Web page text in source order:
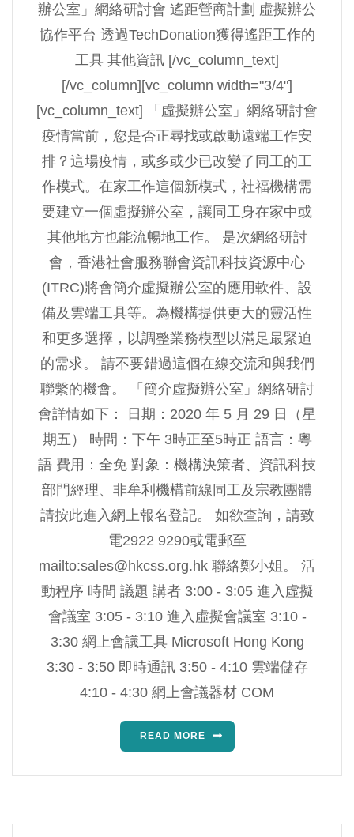
辦公室」網絡研討會 遙距營商計劃 虛擬辦公
協作平台 透過TechDonation獲得遙距工作的
工具 其他資訊 [/vc_column_text]
[/vc_column][vc_column width="3/4"]
[vc_column_text] 「虛擬辦公室」網絡研討會
疫情當前，您是否正尋找或啟動遠端工作安
排？這場疫情，或多或少已改變了同工的工
作模式。在家工作這個新模式，社福機構需
要建立一個虛擬辦公室，讓同工身在家中或
其他地方也能流暢地工作。 是次網絡研討
會，香港社會服務聯會資訊科技資源中心
(ITRC)將會簡介虛擬辦公室的應用軟件、設
備及雲端工具等。為機構提供更大的靈活性
和更多選擇，以調整業務模型以滿足最緊迫
的需求。 請不要錯過這個在線交流和與我們
聯繫的機會。 「簡介虛擬辦公室」網絡研討
會詳情如下： 日期：2020 年 5 月 29 日（星
期五） 時間：下午 3時正至5時正 語言：粵
語 費用：全免 對象：機構決策者、資訊科技
部門經理、非牟利機構前線同工及宗教團體
請按此進入網上報名登記。 如欲查詢，請致
電2922 9290或電郵至
mailto:sales@hkcss.org.hk 聯絡鄭小姐。 活
動程序 時間 議題 講者 3:00 - 3:05 進入虛擬
會議室 3:05 - 3:10 進入虛擬會議室 3:10 -
3:30 網上會議工具 Microsoft Hong Kong
3:30 - 3:50 即時通訊 3:50 - 4:10 雲端儲存
4:10 - 4:30 網上會議器材 COM
READ MORE